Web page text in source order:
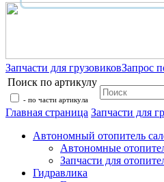
Запчасти для грузовиковЗапрос
Поиск по артикулу
- по части артикула
Главная страница Запчасти для
Автономный отопитель
Автономные
Запчасти для
Гидравлика